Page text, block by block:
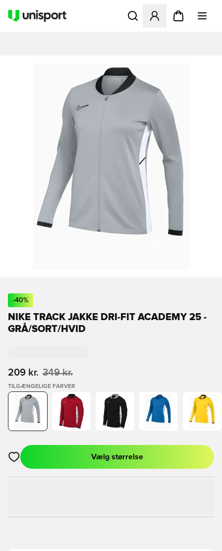
Åbner en Modal til at
-40%
NIKE TRACK JAKKE DRI-FIT ACADEMY 25 -
GRÅ/SORT/HVID
209 kr. 349 kr.
TILGÆNGELIGE FARVER
Åbner en Modal til at logge ind eller tilmelde dig som medlem
Vælg størrelse